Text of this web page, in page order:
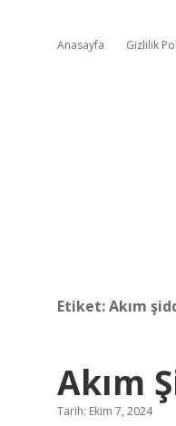
Anasayfa Gizlilik
Etiket:Akım
Akım
Tarih: Ekim 7, 2024